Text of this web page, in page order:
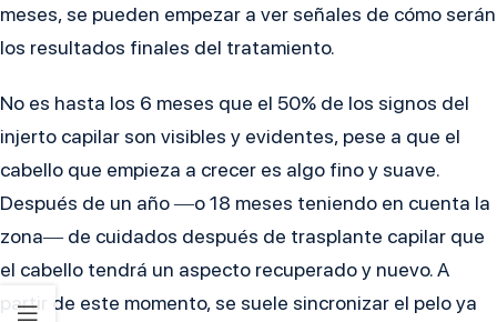
meses, se pueden empezar a ver señales de cómo serán
los resultados finales del tratamiento.
No es hasta los 6 meses que el 50% de los signos del
injerto capilar son visibles y evidentes, pese a que el
cabello que empieza a crecer es algo fino y suave.
Después de un año ―o 18 meses teniendo en cuenta la
zona― de cuidados después de trasplante capilar que
el cabello tendrá un aspecto recuperado y nuevo. A
partir de este momento, se suele sincronizar el pelo ya